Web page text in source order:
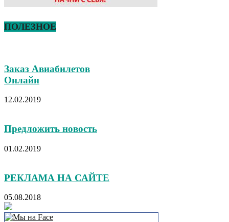
ПОЛЕЗНОЕ
Заказ Авиабилетов
Онлайн
12.02.2019
Предложить новость
01.02.2019
РЕКЛАМА НА САЙТЕ
05.08.2018